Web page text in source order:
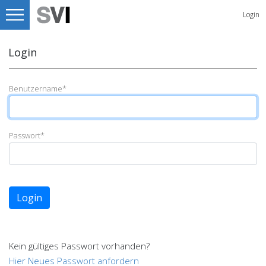
Login
Login
Benutzername*
Passwort*
Login
Kein gültiges Passwort vorhanden?
Hier Neues Passwort anfordern